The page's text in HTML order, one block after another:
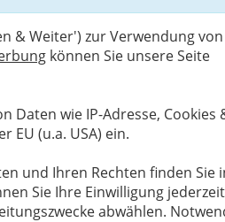
& Weiter') zur Verwendung von
können Sie unsere Seite
Daten wie IP-Adresse, Cookies
EU (u.a. USA) ein.
und Ihren Rechten finden Sie
Sie Ihre Einwilligung jederzeit
abwählen.
Einflüsse